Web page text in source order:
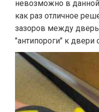
невозможно в
как раз отличное
зазоров между
"антипороги" к